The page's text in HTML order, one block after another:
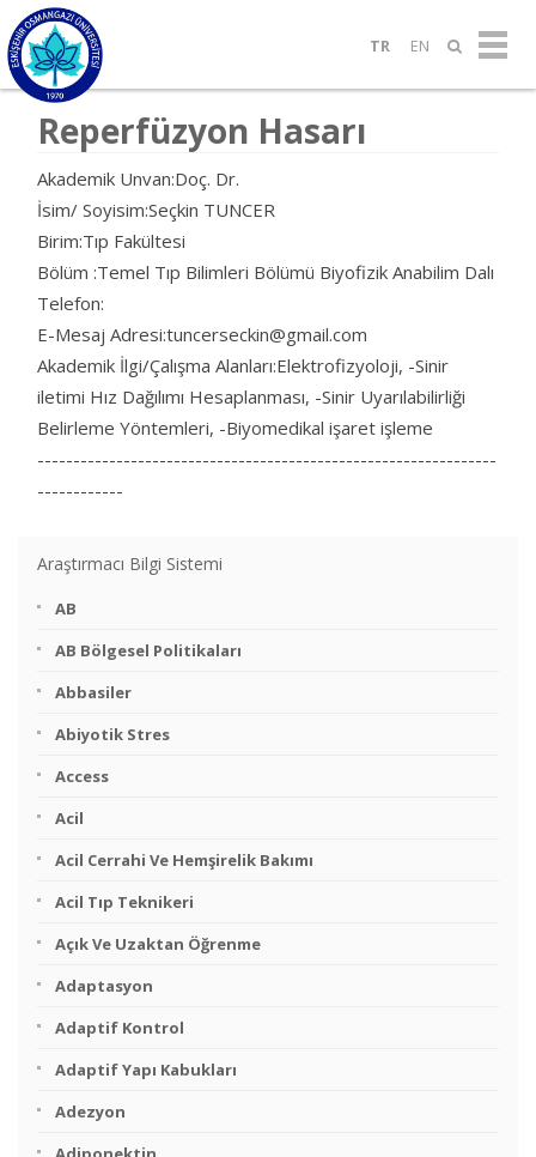
TR EN
Reperfüzyon Hasarı
Akademik Unvan:Doç. Dr.
İsim/ Soyisim:Seçkin TUNCER
Birim:Tıp Fakültesi
Bölüm :Temel Tıp Bilimleri Bölümü Biyofizik Anabilim Dalı
Telefon:
E-Mesaj Adresi:tuncerseckin@gmail.com
Akademik İlgi/Çalışma Alanları:Elektrofizyoloji, -Sinir
iletimi Hız Dağılımı Hesaplanması, -Sinir Uyarılabilirliği
Belirleme Yöntemleri, -Biyomedikal işaret işleme
----------------------------------------------------------------
------------
Araştırmacı Bilgi Sistemi
AB
AB Bölgesel Politikaları
Abbasiler
Abiyotik Stres
Access
Acil
Acil Cerrahi Ve Hemşirelik Bakımı
Acil Tıp Teknikeri
Açık Ve Uzaktan Öğrenme
Adaptasyon
Adaptif Kontrol
Adaptif Yapı Kabukları
Adezyon